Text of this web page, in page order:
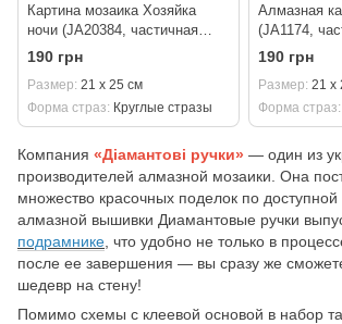
Картина мозаика Хозяйка
ночи (JA20384, частичная
выкладка) Диамантовые ручки
(GU_188646, Без подрамника)
21 х 25 см
190 грн
Размер 21 х 25 см
Форма страз Круглые стразы
Алмазная
(JA1174,
21 х 25 см
190 грн
Размер 21 х
Форма страз
Компания «Діамантові ручки» — один из
производителей алмазной мозаики. Она
множество красочных поделок по
алмазной вышивки Диамантовые ручки
подрамнике , что удобно не только в
после ее завершения — вы сразу же
шедевр на стену!
Помимо схемы с клеевой основой в набор